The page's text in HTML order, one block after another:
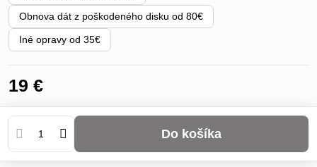
Obnova dát z poškodeného disku od 80€
Iné opravy od 35€
19 €
Do košíka